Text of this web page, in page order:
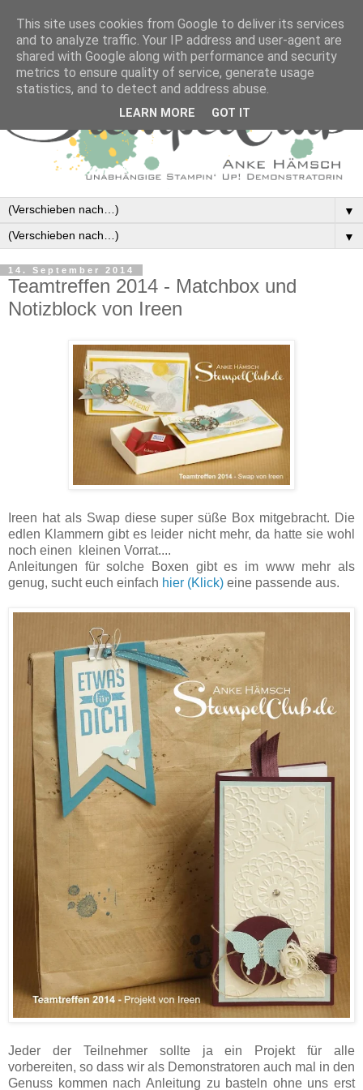
▼
▼
14. September 2014
Teamtreffen 2014 - Matchbox und
Notizblock von Ireen
Ireen hat als Swap diese super süße Box mitgebracht. Die
edlen Klammern gibt es leider nicht mehr, da hatte sie wohl
noch einen kleinen Vorrat....
Anleitungen für solche Boxen gibt es im www mehr als
genug, sucht euch einfach hier (Klick) eine passende aus.
Jeder der Teilnehmer sollte ja ein Projekt für alle
vorbereiten, so dass wir als Demonstratoren auch mal in den
Genuss kommen nach Anleitung zu basteln ohne uns erst
This site uses cookies from Google to deliver its services
and to analyze traffic. Your IP address and user-agent are
shared with Google along with performance and security
metrics to ensure quality of service, generate usage
statistics, and to detect and address abuse.
LEARN MORE GOT IT